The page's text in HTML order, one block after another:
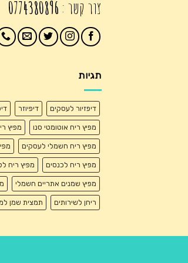
צור קשר : 0774380896
תגיות
דיפזיור לעסקים דיפיוזר
מפיץ ריח אוטומטי סנו מפיץ
מפיץ ריח חשמלי לעסקים
מפיץ ריח לכנסים מפיץ ריח
מפיץ שמנים אתריים חשמלי
ריחן לשירותים תמצית שמן